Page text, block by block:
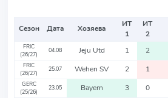
Сезон Дата Хозяева
ИТ
1
ИТ
2
FRIC
(26/27)
04.08 Jeju Utd 1 2
FRIC
(26/27)
25.07 Wehen SV 2 1
GERC
(25/26)
23.05 Bayern 3 0